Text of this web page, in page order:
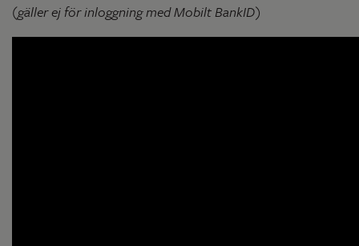
(gäller ej för inloggning med Mobilt BankID)